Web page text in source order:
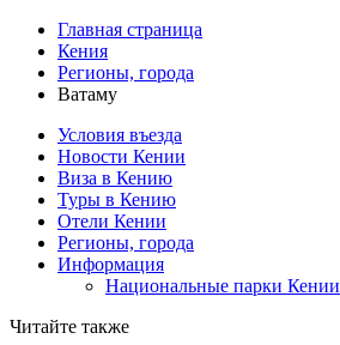
Главная страница
Кения
Регионы, города
Ватаму
Условия въезда
Новости Кении
Виза в Кению
Туры в Кению
Отели Кении
Регионы, города
Информация
Национальные парки Кении
Читайте также